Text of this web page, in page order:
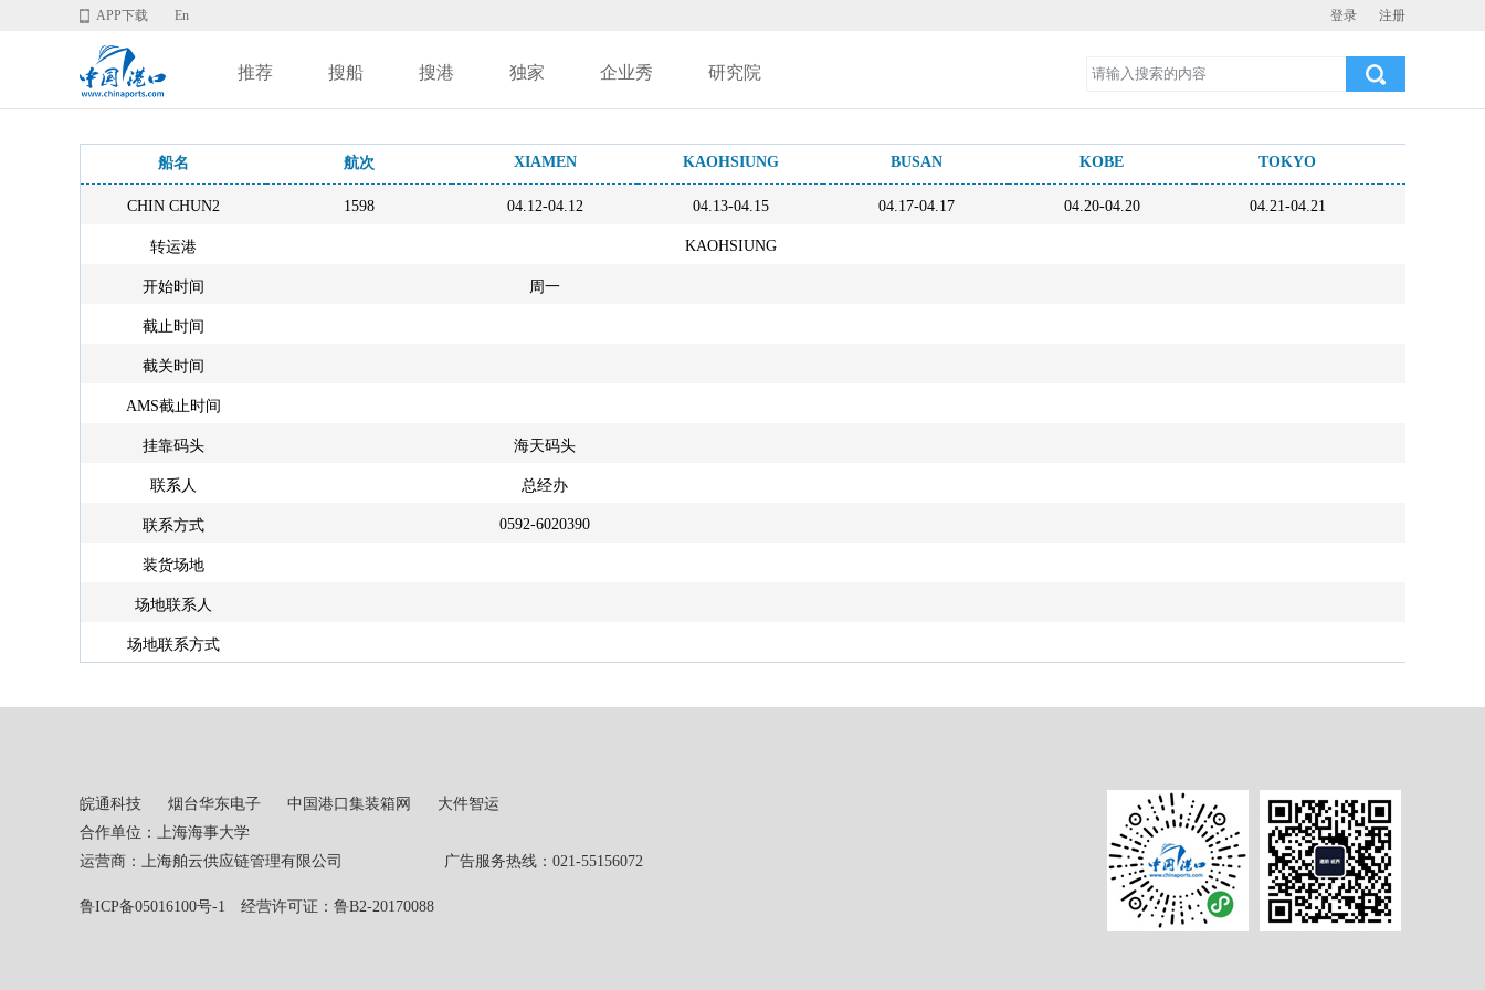
登录 注册
APP下载 En
推荐 搜船 搜港 独家 企业秀 研究院
船名 航次 XIAMEN KAOHSIUNG BUSAN KOBE TOKYO
CHIN CHUN2 1598 04.12-04.12 04.13-04.15 04.17-04.17 04.20-04.20 04.21-04.21
转运港 KAOHSIUNG
开始时间 周一
截止时间
截关时间
AMS截止时间
挂靠码头 海天码头
联系人 总经办
联系方式 0592-6020390
装货场地
场地联系人
场地联系方式
皖通科技 烟台华东电子 中国港口集装箱网
大件智运
合作单位：上海海事大学
运营商：上海舶云供应链管理有限公司 广告服务热线：021-55156072
鲁ICP备05016100号-1 经营许可证：鲁B2-20170088